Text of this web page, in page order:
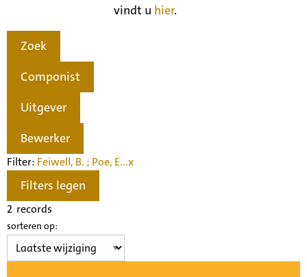
vindt u hier.
Zoek
Componist
Uitgever
Bewerker
Filter: Feiwell, B. ; Poe, E...x
Filters legen
2 records
sorteren op: